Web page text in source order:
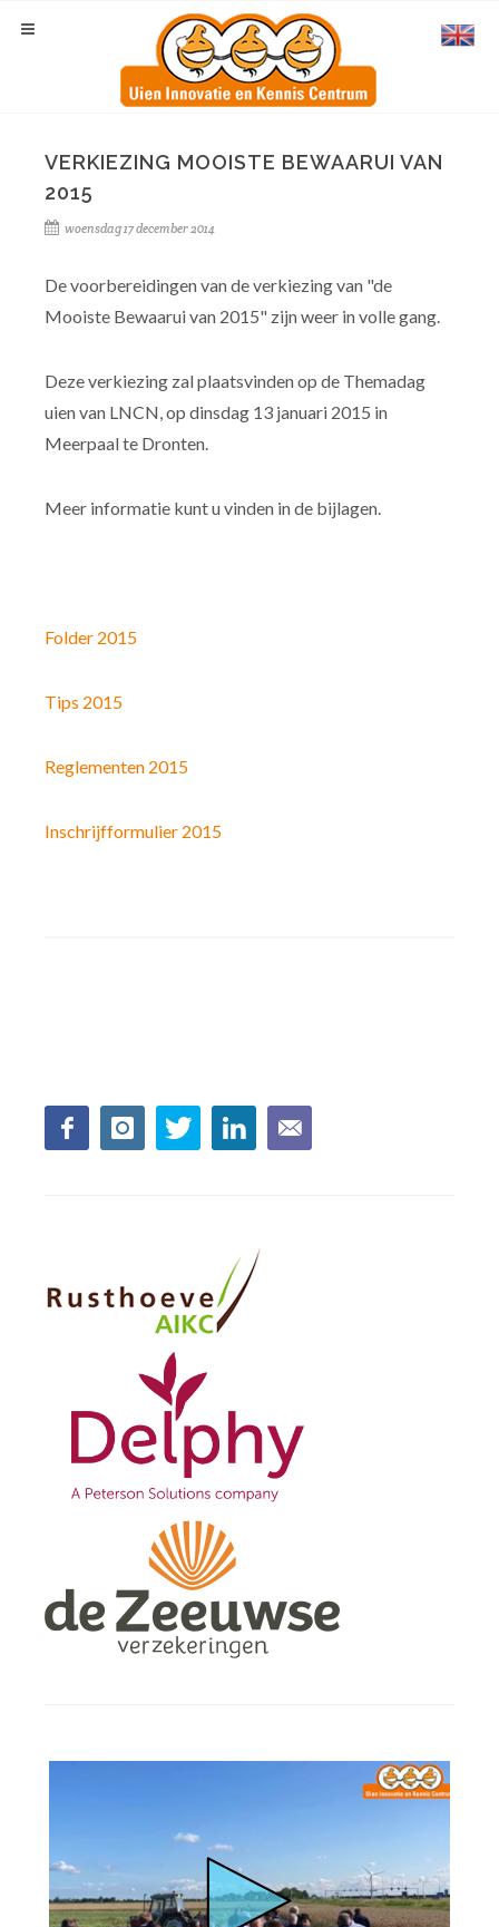
VERKIEZING MOOISTE BEWAARUI VAN
2015
woensdag 17 december 2014
De voorbereidingen van de verkiezing van "de
Mooiste Bewaarui van 2015" zijn weer in volle gang.
Deze verkiezing zal plaatsvinden op de Themadag
uien van LNCN, op dinsdag 13 januari 2015 in
Meerpaal te Dronten.
Meer informatie kunt u vinden in de bijlagen.
Folder 2015
Tips 2015
Reglementen 2015
Inschrijfformulier 2015